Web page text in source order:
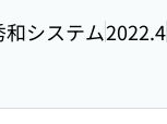
和システム2022.4